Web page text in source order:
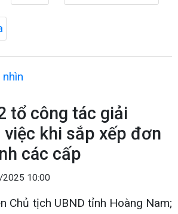
tổ công tác giải
khi sắp xếp đơn
các cấp
10:00
Chủ tịch UBND tỉnh Hoàng Nam;